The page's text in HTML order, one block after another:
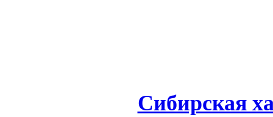
Сибирская